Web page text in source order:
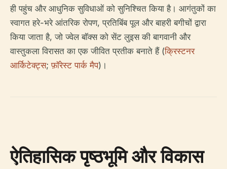
ही पहुंच और आधुनिक सुविधाओं को सुनिश्चित किया है। आगंतुकों का
स्वागत हरे-भरे आंतरिक रोपण, प्रतिबिंब पूल और बाहरी बगीचों द्वारा
किया जाता है, जो ज्वेल बॉक्स को सेंट लुइस की बागवानी और
वास्तुकला विरासत का एक जीवित प्रतीक बनाते हैं (क्रिस्टनर
आर्किटेक्ट्स;फ़ॉरेस्ट पार्क मैप)।
ऐतिहासिक पृष्ठभूमि और विकास